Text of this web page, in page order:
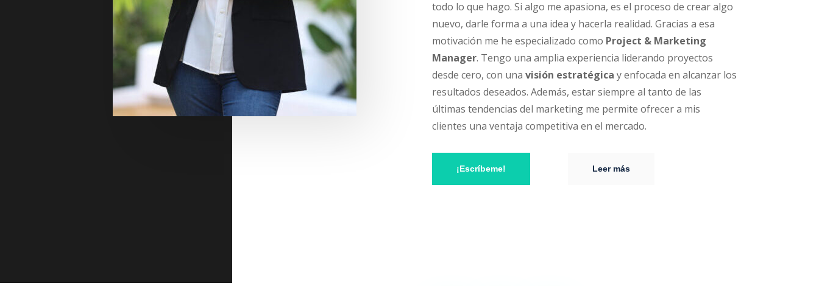
todo lo que hago. Si algo me apasiona, es el proceso de crear algo
nuevo, darle forma a una idea y hacerla realidad. Gracias a esa
motivación me he especializado como Project & Marketing
Manager. Tengo una amplia experiencia liderando proyectos
desde cero, con una visión estratégica y enfocada en alcanzar los
resultados deseados. Además, estar siempre al tanto de las
últimas tendencias del marketing me permite ofrecer a mis
clientes una ventaja competitiva en el mercado.
¡Escríbeme! Leer más